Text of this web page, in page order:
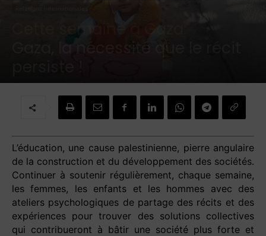
Cette semaine à Gaza:
Gaza, la nécessité que le récit
Par Brigitte Challande - 24 novembre 2024
L’éducation, une cause palestinienne, pierre angulaire
de la construction et du développement des sociétés.
Continuer à soutenir régulièrement, chaque semaine,
les femmes, les enfants et les hommes avec des
ateliers psychologiques de partage des récits et des
expériences pour trouver des solutions collectives
qui contribueront à bâtir une société plus forte et